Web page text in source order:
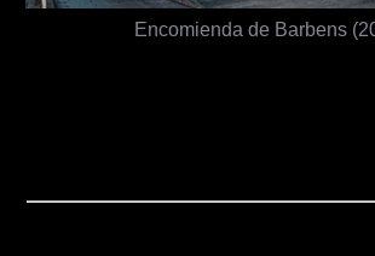
Encomienda de Barbens